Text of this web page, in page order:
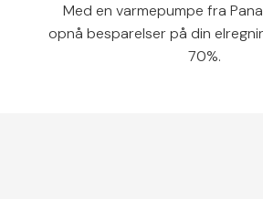
Med en varmepumpe fra
opnå besparelser på din
70%.